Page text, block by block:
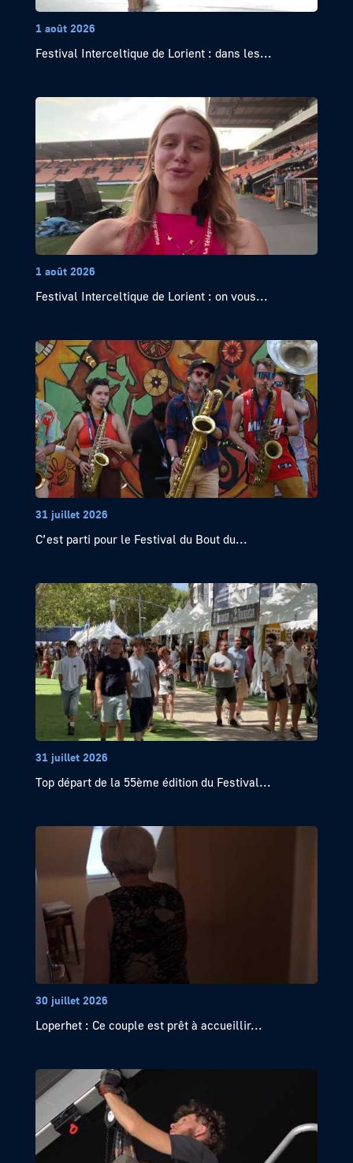
1 août 2026
Festival Interceltique de Lorient : dans les...
1 août 2026
Festival Interceltique de Lorient : on vous...
31 juillet 2026
C’est parti pour le Festival du Bout du...
31 juillet 2026
Top départ de la 55ème édition du Festival...
30 juillet 2026
Loperhet : Ce couple est prêt à accueillir...